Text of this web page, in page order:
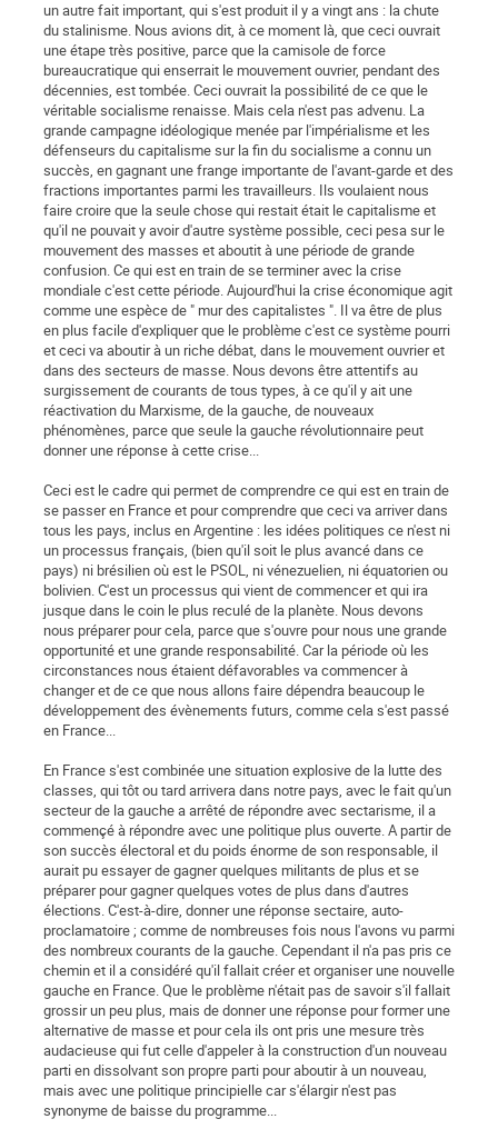
un autre fait important, qui s'est produit il y a vingt ans : la chute
du stalinisme. Nous avions dit, à ce moment là, que ceci ouvrait
une étape très positive, parce que la camisole de force
bureaucratique qui enserrait le mouvement ouvrier, pendant des
décennies, est tombée. Ceci ouvrait la possibilité de ce que le
véritable socialisme renaisse. Mais cela n'est pas advenu. La
grande campagne idéologique menée par l'impérialisme et les
défenseurs du capitalisme sur la fin du socialisme a connu un
succès, en gagnant une frange importante de l'avant-garde et des
fractions importantes parmi les travailleurs. Ils voulaient nous
faire croire que la seule chose qui restait était le capitalisme et
qu'il ne pouvait y avoir d'autre système possible, ceci pesa sur le
mouvement des masses et aboutit à une période de grande
confusion. Ce qui est en train de se terminer avec la crise
mondiale c'est cette période. Aujourd'hui la crise économique agit
comme une espèce de " mur des capitalistes ". Il va être de plus
en plus facile d'expliquer que le problème c'est ce système pourri
et ceci va aboutir à un riche débat, dans le mouvement ouvrier et
dans des secteurs de masse. Nous devons être attentifs au
surgissement de courants de tous types, à ce qu'il y ait une
réactivation du Marxisme, de la gauche, de nouveaux
phénomènes, parce que seule la gauche révolutionnaire peut
donner une réponse à cette crise...
Ceci est le cadre qui permet de comprendre ce qui est en train de
se passer en France et pour comprendre que ceci va arriver dans
tous les pays, inclus en Argentine : les idées politiques ce n'est ni
un processus français, (bien qu'il soit le plus avancé dans ce
pays) ni brésilien où est le PSOL, ni vénezuelien, ni équatorien ou
bolivien. C'est un processus qui vient de commencer et qui ira
jusque dans le coin le plus reculé de la planète. Nous devons
nous préparer pour cela, parce que s'ouvre pour nous une grande
opportunité et une grande responsabilité. Car la période où les
circonstances nous étaient défavorables va commencer à
changer et de ce que nous allons faire dépendra beaucoup le
développement des évènements futurs, comme cela s'est passé
en France...
En France s'est combinée une situation explosive de la lutte des
classes, qui tôt ou tard arrivera dans notre pays, avec le fait qu'un
secteur de la gauche a arrêté de répondre avec sectarisme, il a
commençé à répondre avec une politique plus ouverte. A partir de
son succès électoral et du poids énorme de son responsable, il
aurait pu essayer de gagner quelques militants de plus et se
préparer pour gagner quelques votes de plus dans d'autres
élections. C'est-à-dire, donner une réponse sectaire, auto-
proclamatoire ; comme de nombreuses fois nous l'avons vu parmi
des nombreux courants de la gauche. Cependant il n'a pas pris ce
chemin et il a considéré qu'il fallait créer et organiser une nouvelle
gauche en France. Que le problème n'était pas de savoir s'il fallait
grossir un peu plus, mais de donner une réponse pour former une
alternative de masse et pour cela ils ont pris une mesure très
audacieuse qui fut celle d'appeler à la construction d'un nouveau
parti en dissolvant son propre parti pour aboutir à un nouveau,
mais avec une politique principielle car s'élargir n'est pas
synonyme de baisse du programme...